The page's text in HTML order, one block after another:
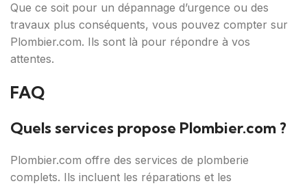
Que ce soit pour un dépannage d’urgence ou des
travaux plus conséquents, vous pouvez compter sur
Plombier.com. Ils sont là pour répondre à vos
attentes.
FAQ
Quels services propose Plombier.com ?
Plombier.com offre des services de plomberie
complets. Ils incluent les réparations et les